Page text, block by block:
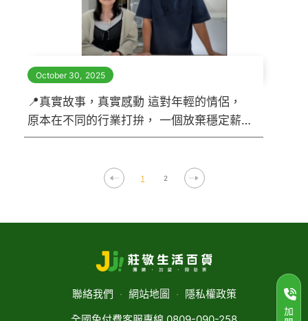
October 30, 2025
📍真實故事，真實感動 這對年輕的情侶，
原本在不同的行業打拚， 一個放棄穩定薪
水、 一個放下熟悉環境， 南漂到台中北區
因為輕鬆， 而是因為在這裡，看見了「成
1 2
聯絡我們 ‧ 網站地圖 ‧ 隱私權政策
加